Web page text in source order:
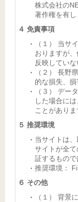
株式会社の
著作権を有し
４ 免責事項
（１） 当サ
おりますが
反映していな
（２） 長野
的な損失、
（３） デー
した場合に
ことがありま
５ 推奨環境
当サイトは
サイトが全
証するもので
推奨環境：
６ その他
（１） 背景